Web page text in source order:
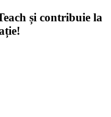
și contribuie la